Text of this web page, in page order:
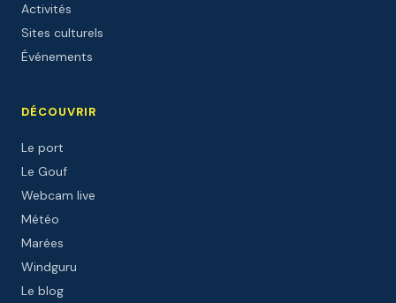
Activités
Sites culturels
Événements
DÉCOUVRIR
Le port
Le Gouf
Webcam live
Météo
Marées
Windguru
Le blog